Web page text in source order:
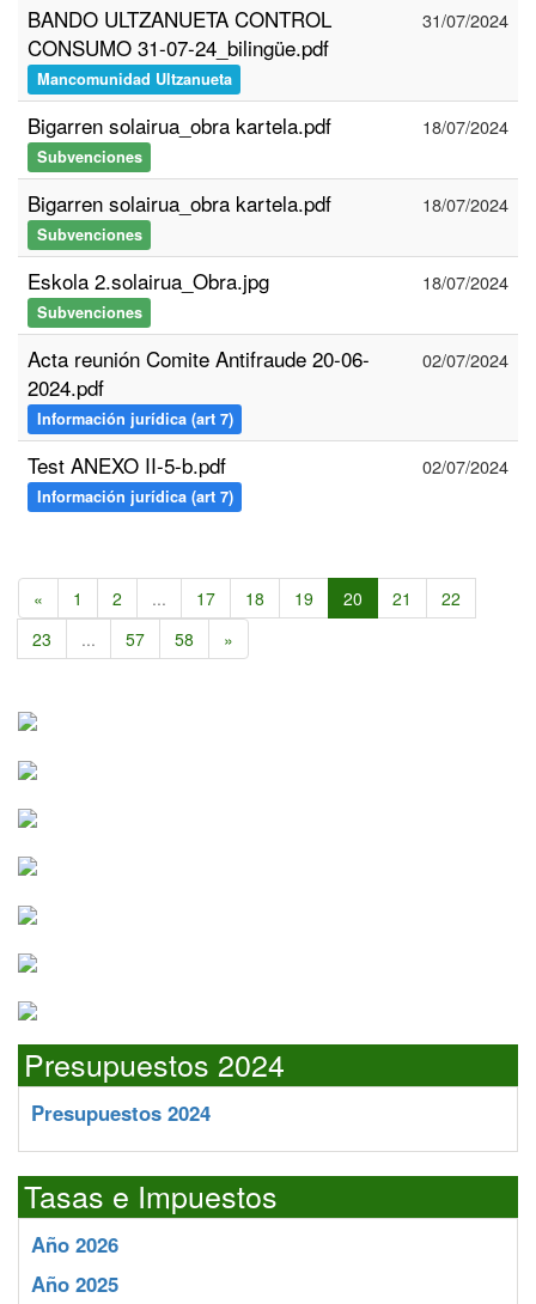
BANDO ULTZANUETA CONTROL
CONSUMO 31-07-24_bilingüe.pdf
Mancomunidad Ultzanueta
31/07/2024
Bigarren solairua_obra kartela.pdf
Subvenciones
18/07/2024
Bigarren solairua_obra kartela.pdf
Subvenciones
18/07/2024
Eskola 2.solairua_Obra.jpg
Subvenciones
18/07/2024
Acta reunión Comite Antifraude 20-06-
2024.pdf
Información jurídica (art 7)
02/07/2024
Test ANEXO II-5-b.pdf
Información jurídica (art 7)
02/07/2024
« 1 2 ... 17 18 19 20 21
22
23
... 57 58 »
Presupuestos 2024
Presupuestos 2024
Tasas e Impuestos
Año 2026
Año 2025